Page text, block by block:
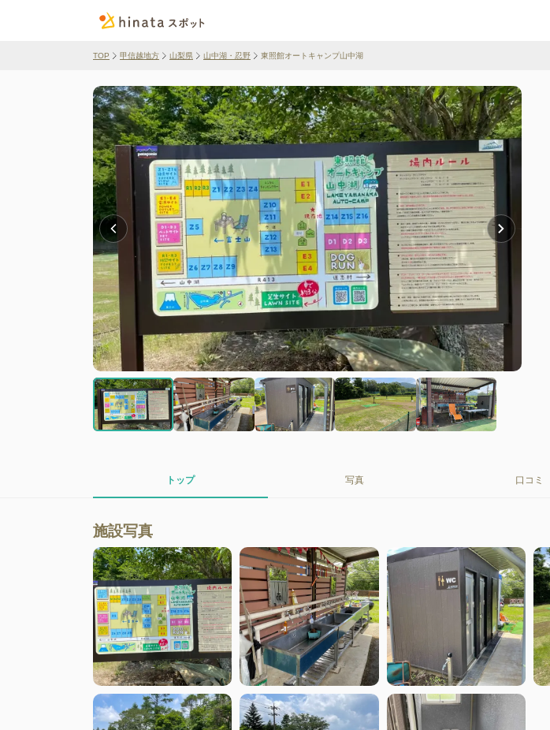
TOP 甲信越地方 山梨県 山中湖・忍野 東照館オートキャンプ山中湖
トップ 写真 口コミ
施設写真